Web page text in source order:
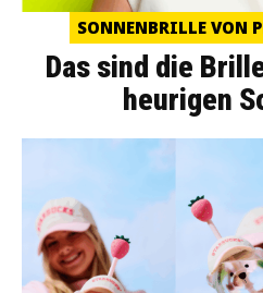
SONNENBRILLE VON
Das sind die
heurigen